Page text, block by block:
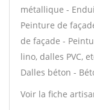
métallique -
Peinture de
de façade -
lino, dalles PVC,
Dalles béton -
Voir la fiche